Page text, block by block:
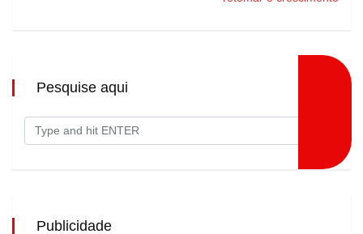
Pesquise aqui
Publicidade